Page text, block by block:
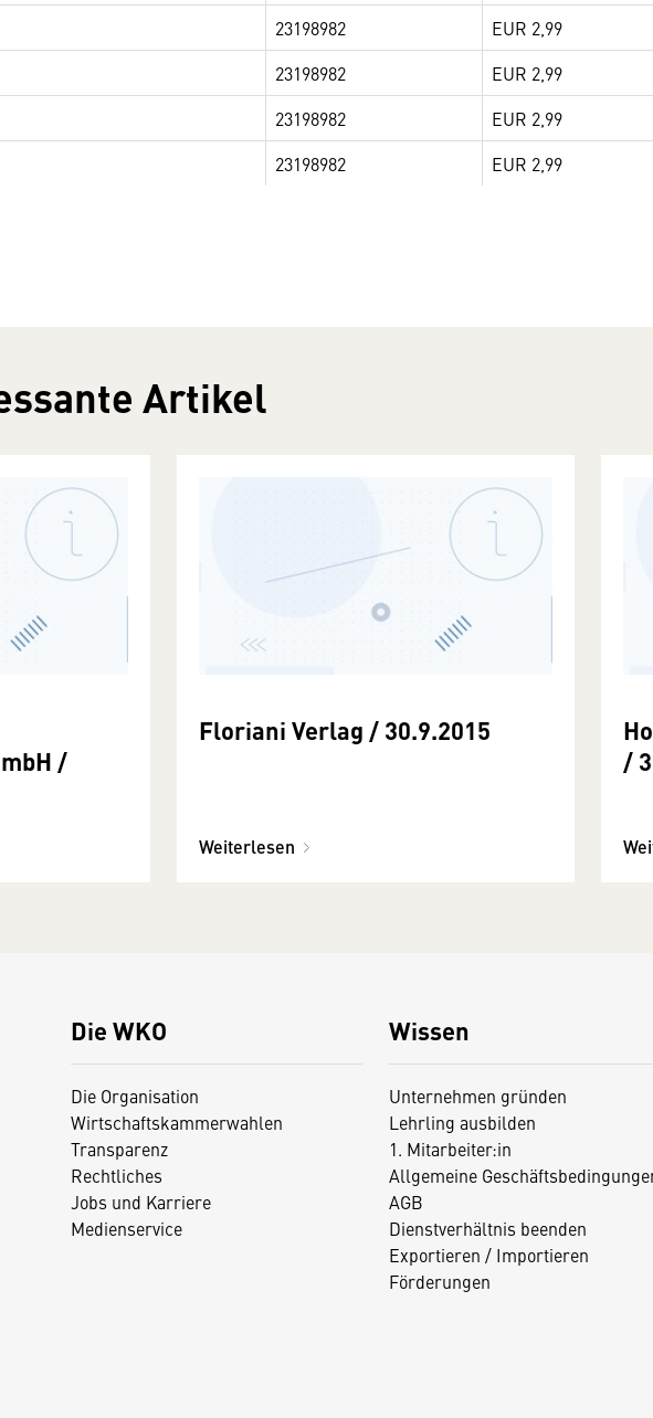
23198982
EUR 2,99
23198982
EUR 2,99
23198982
EUR 2,99
23198982 EUR 2,99
Artikel
/
Floriani Verlag / 30.9.2015
Weiterlesen
/
Die WKO
Die Organisation
Wirtschaftskammerwahlen
Transparenz
Rechtliches
Jobs und Karriere
Medienservice
Wissen
Unternehmen gründen
Lehrling ausbilden
1. Mitarbeiter:in
Allgemeine
AGB
Dienstverhältnis beenden
Exportieren / Importieren
Förderungen